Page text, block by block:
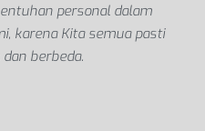
personal dalam
karena Kita semua pasti
berbeda.